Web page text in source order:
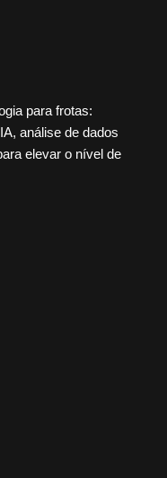
para frotas:
análise de dados
elevar o nível de